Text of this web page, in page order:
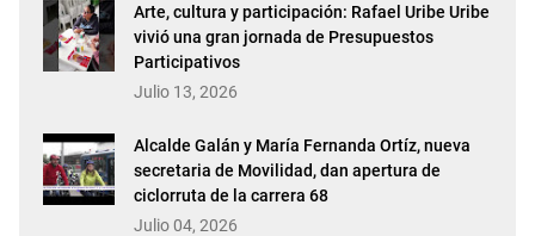
Arte, cultura y participación: Rafael Uribe Uribe
vivió una gran jornada de Presupuestos
Participativos
Julio 13, 2026
Alcalde Galán y María Fernanda Ortíz, nueva
secretaria de Movilidad, dan apertura de
ciclorruta de la carrera 68
Julio 04, 2026